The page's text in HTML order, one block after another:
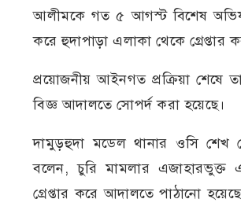
আলীমকে গত ৫ আগস্ট বিশেষ
করে হুদাপাড়া এলাকা থেকে গ্রেপ্তার
প্রয়োজনীয় আইনগত প্রক্রিয়া শেষে
বিজ্ঞ আদালতে সোপর্দ করা হয়েছে।
দামুড়হুদা মডেল থানার ওসি শেখ
বলেন, চুরি মামলার এজাহারভুক্ত
গ্রেপ্তার করে আদালতে পাঠানো